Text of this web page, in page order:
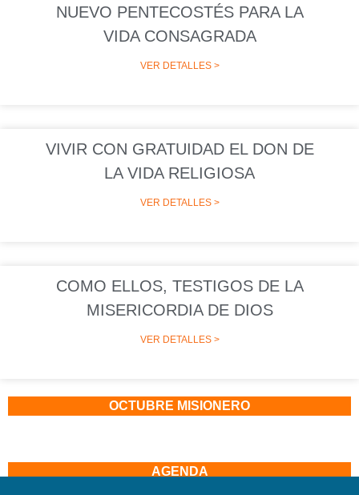
NUEVO PENTECOSTÉS PARA LA
VIDA CONSAGRADA
VER DETALLES >
VIVIR CON GRATUIDAD EL DON DE
LA VIDA RELIGIOSA
VER DETALLES >
COMO ELLOS, TESTIGOS DE LA
MISERICORDIA DE DIOS
VER DETALLES >
OCTUBRE MISIONERO
AGENDA